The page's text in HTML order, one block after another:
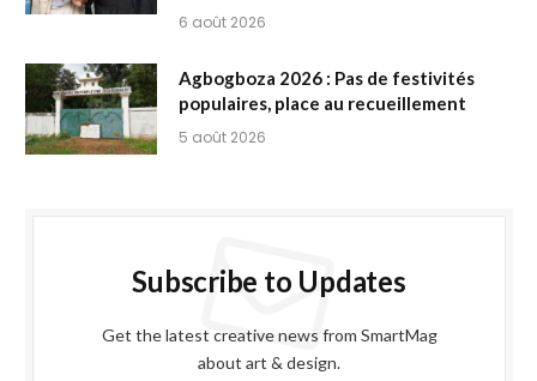
6 août 2026
Agbogboza 2026 : Pas de festivités
populaires, place au recueillement
5 août 2026
Subscribe to Updates
Get the latest creative news from SmartMag
about art & design.